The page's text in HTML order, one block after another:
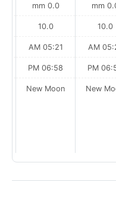
0.0
10.0
05:21
06:59
New
0.0 mm
10.0
05:21 AM
06:58 PM
New Moon